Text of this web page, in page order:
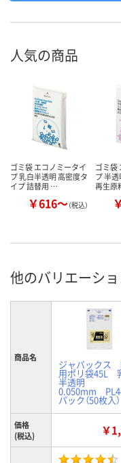
人気の商品
ゴミ袋 エコノミータイ
プ 乳白半透明 高密度タ
イプ 詰替用 …
￥616～（税込）
ゴミ袋
プ 半
再生原
他のバリエーシ
商品名
ジャパックス
用ポリ袋45L
半透明
0.050mm
パック（50枚入）
価格
(税込)
￥